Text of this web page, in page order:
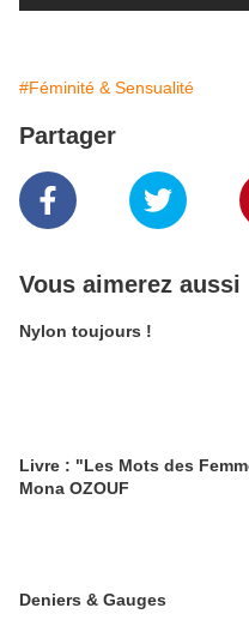
#Féminité & Sensualité
Partager
Vous aimerez aussi
Nylon toujours !
Livre : "Les Mots des
Mona OZOUF
Deniers & Gauges